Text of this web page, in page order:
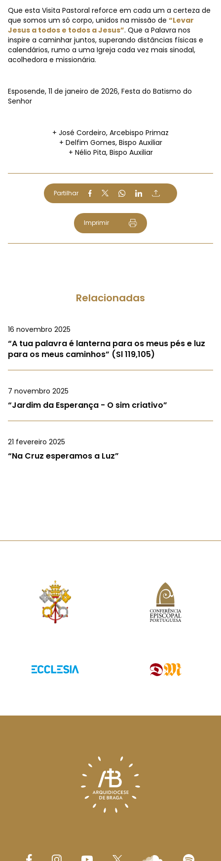
Que esta Visita Pastoral reforce em cada um a certeza de
que somos um só corpo, unidos na missão de “Levar
Jesus a todos e todos a Jesus”. Que a Palavra nos
inspire a caminhar juntos, superando distâncias físicas e
calendários, rumo a uma Igreja cada vez mais sinodal,
acolhedora e missionária.
Esposende, 11 de janeiro de 2026, Festa do Batismo do
Senhor
+ José Cordeiro, Arcebispo Primaz
+ Delfim Gomes, Bispo Auxiliar
+ Nélio Pita, Bispo Auxiliar
Partilhar
Imprimir
Relacionadas
16 novembro 2025
“A tua palavra é lanterna para os meus pés e luz
para os meus caminhos” (Sl 119,105)
7 novembro 2025
“Jardim da Esperança - O sim criativo”
21 fevereiro 2025
“Na Cruz esperamos a Luz”